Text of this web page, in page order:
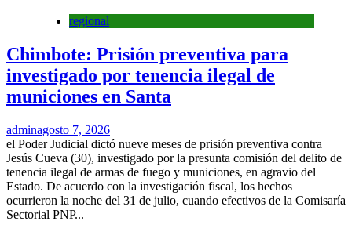
regional
Chimbote: Prisión preventiva para
investigado por tenencia ilegal de
municiones en Santa
adminagosto 7, 2026
el Poder Judicial dictó nueve meses de prisión preventiva contra
Jesús Cueva (30), investigado por la presunta comisión del delito de
tenencia ilegal de armas de fuego y municiones, en agravio del
Estado. De acuerdo con la investigación fiscal, los hechos
ocurrieron la noche del 31 de julio, cuando efectivos de la Comisaría
Sectorial PNP...